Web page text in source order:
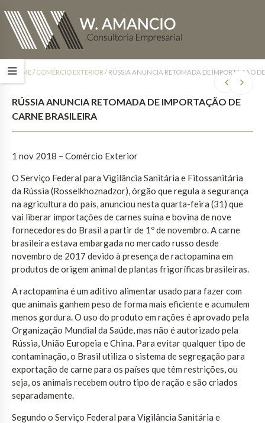
HOME/ COMÉRCIO EXTERIOR / RÚSSIA ANUNCIA RETOMADA DE IMPORTAÇÃO
RÚSSIA ANUNCIA RETOMADA DE IMPORTAÇÃO DE
CARNE BRASILEIRA
1 nov 2018 – Comércio Exterior
O Serviço Federal para Vigilância Sanitária e Fitossanitária
da Rússia (Rosselkhoznadzor), órgão que regula a segurança
na agricultura do país, anunciou nesta quarta-feira (31) que
vai liberar importações de carnes suína e bovina de nove
fornecedores do Brasil a partir de 1º de novembro. A carne
brasileira estava embargada no mercado russo desde
novembro de 2017 devido à presença de ractopamina em
produtos de origem animal de plantas frigoríficas brasileiras.
A ractopamina é um aditivo alimentar usado para fazer com
que animais ganhem peso de forma mais eficiente e acumulem
menos gordura. O uso do produto em rações é aprovado pela
Organização Mundial da Saúde, mas não é autorizado pela
Rússia, União Europeia e China. Para evitar qualquer tipo de
contaminação, o Brasil utiliza o sistema de segregação para
exportação de carne para os países que têm restrições, ou
seja, os animais recebem outro tipo de ração e são criados
separadamente.
Segundo o Serviço Federal para Vigilância Sanitária e